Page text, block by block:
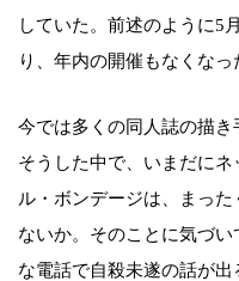
していた。前述のように5
り、年内の開催もなくなっ
今では多くの同人誌の描き
そうした中で、いまだに
ル・ボンデージは、まっ
ないか。そのことに気づ
な電話で自殺未遂の話が出